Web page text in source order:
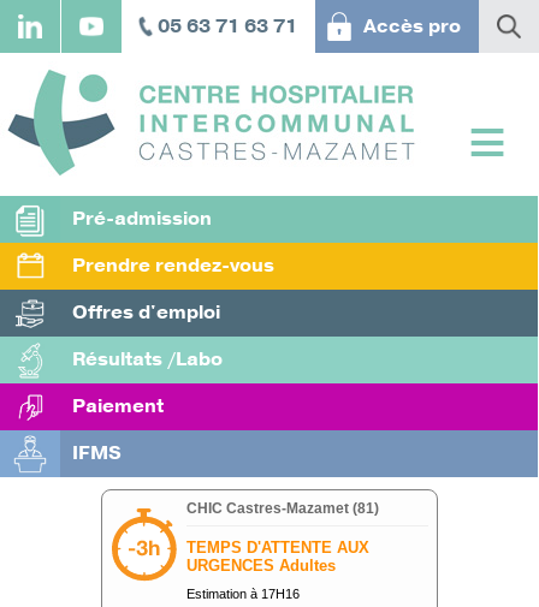
Aller
principal
05 63 71 63 71 Accès pro
Pré-admission
Prendre rendez-vous
Offres d'emploi
Résultats /Labo
Paiement
IFMS